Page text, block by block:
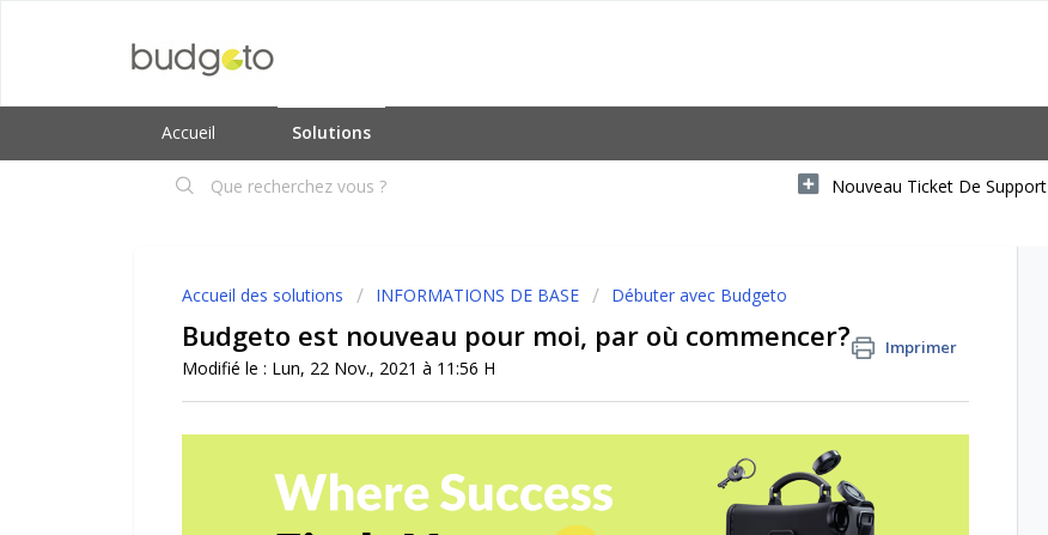
Accueil Solutions
Nouveau Ticket De Support
Accueil des solutions INFORMATIONS DE BASE Débuter avec Budgeto
Budgeto est nouveau pour moi, par où commencer? Imprimer
Modifié le : Lun, 22 Nov., 2021 à 11:56 H